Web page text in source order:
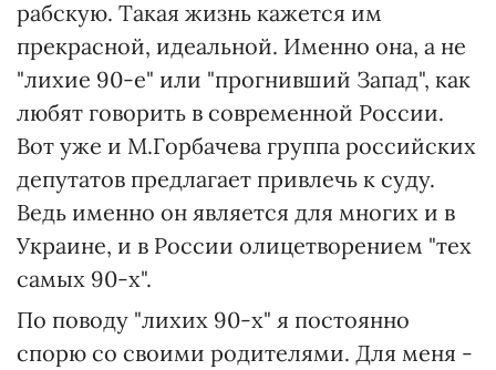
рабскую. Такая жизнь кажется им
прекрасной, идеальной. Именно она, а не
"лихие 90-е" или "прогнивший Запад", как
любят говорить в современной России.
Вот уже и М.Горбачева группа российских
депутатов предлагает привлечь к суду.
Ведь именно он является для многих и в
Украине, и в России олицетворением "тех
самых 90-х".
По поводу "лихих 90-х" я постоянно
спорю со своими родителями. Для меня -